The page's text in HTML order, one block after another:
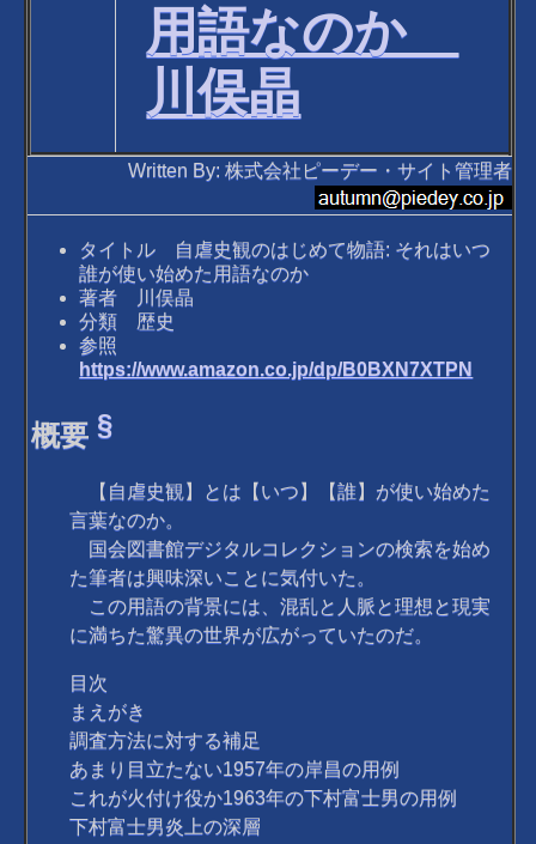
用語なのか
川俣晶
Written By: 株式会社ピーデー・サイト管理者
タイトル 自虐史観のはじめて物語: それはいつ
誰が使い始めた用語なのか
著者 川俣晶
分類 歴史
参照
https://www.amazon.co.jp/dp/B0BXN7XTPN
概要§
【自虐史観】とは【いつ】【誰】が使い始めた
言葉なのか。
国会図書館デジタルコレクションの検索を始め
た筆者は興味深いことに気付いた。
この用語の背景には、混乱と人脈と理想と現実
に満ちた驚異の世界が広がっていたのだ。
目次
まえがき
調査方法に対する補足
あまり目立たない1957年の岸昌の用例
これが火付け役か1963年の下村富士男の用例
下村富士男炎上の深層